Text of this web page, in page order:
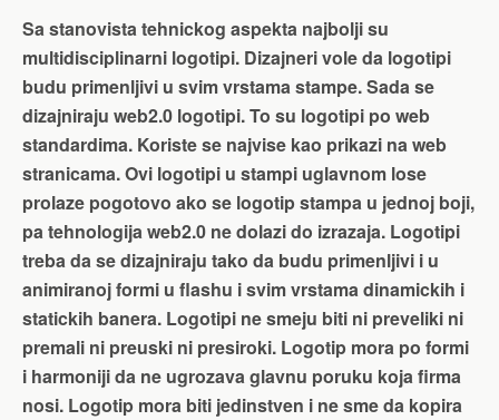
Sa stanovista tehnickog aspekta najbolji su
multidisciplinarni logotipi. Dizajneri vole da logotipi
budu primenljivi u svim vrstama stampe. Sada se
dizajniraju web2.0 logotipi. To su logotipi po web
standardima. Koriste se najvise kao prikazi na web
stranicama. Ovi logotipi u stampi uglavnom lose
prolaze pogotovo ako se logotip stampa u jednoj boji,
pa tehnologija web2.0 ne dolazi do izrazaja. Logotipi
treba da se dizajniraju tako da budu primenljivi i u
animiranoj formi u flashu i svim vrstama dinamickih i
statickih banera. Logotipi ne smeju biti ni preveliki ni
premali ni preuski ni presiroki. Logotip mora po formi
i harmoniji da ne ugrozava glavnu poruku koja firma
nosi. Logotip mora biti jedinstven i ne sme da kopira